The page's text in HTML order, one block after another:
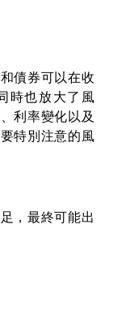
債券可以在收
時也放大了風
利率變化以及
特別注意的風
，最終可能出